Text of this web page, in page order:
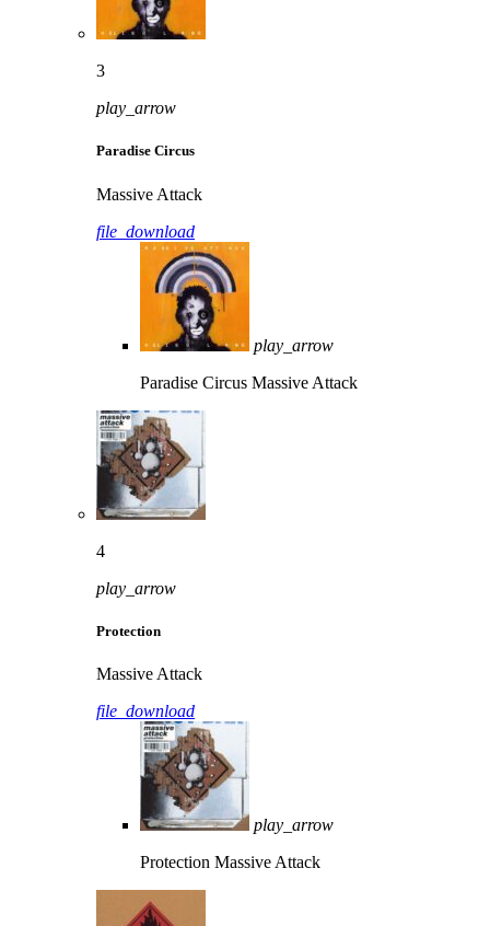
3
play_arrow
Paradise Circus
Massive Attack
file_download
play_arrow
Paradise Circus Massive Attack
4
play_arrow
Protection
Massive Attack
file_download
play_arrow
Protection Massive Attack